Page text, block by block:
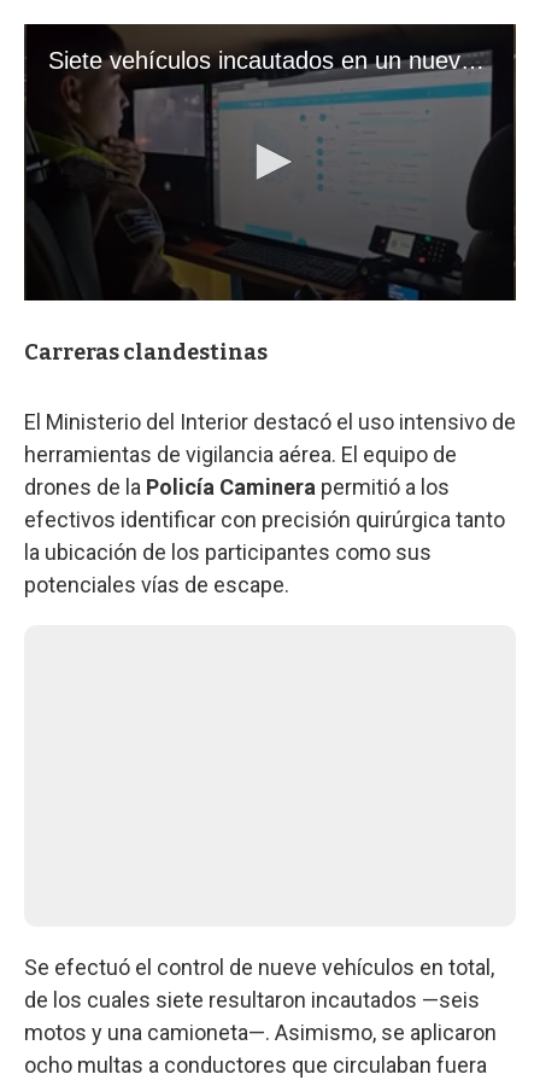
Carreras clandestinas
El Ministerio del Interior destacó el uso intensivo de
herramientas de vigilancia aérea. El equipo de
drones de la Policía Caminera permitió a los
efectivos identificar con precisión quirúrgica tanto
la ubicación de los participantes como sus
potenciales vías de escape.
Se efectuó el control de nueve vehículos en total,
de los cuales siete resultaron incautados —seis
motos y una camioneta—. Asimismo, se aplicaron
ocho multas a conductores que circulaban fuera